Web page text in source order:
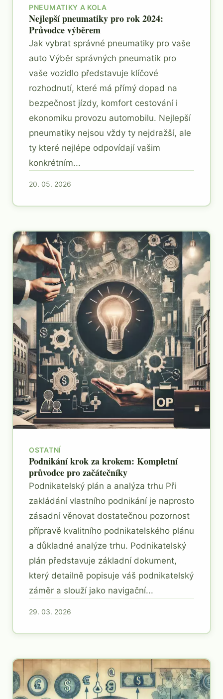
PNEUMATIKY A KOLA
Nejlepší pneumatiky pro rok 2024:
Průvodce výběrem
Jak vybrat správné pneumatiky pro vaše
auto Výběr správných pneumatik pro
vaše vozidlo představuje klíčové
rozhodnutí, které má přímý dopad na
bezpečnost jízdy, komfort cestování i
ekonomiku provozu automobilu. Nejlepší
pneumatiky nejsou vždy ty nejdražší, ale
ty které nejlépe odpovídají vašim
konkrétním...
20. 05. 2026
OSTATNÍ
Podnikání krok za krokem: Kompletní
průvodce pro začátečníky
Podnikatelský plán a analýza trhu Při
zakládání vlastního podnikání je naprosto
zásadní věnovat dostatečnou pozornost
přípravě kvalitního podnikatelského plánu
a důkladné analýze trhu. Podnikatelský
plán představuje základní dokument,
který detailně popisuje váš podnikatelský
záměr a slouží jako navigační...
29. 03. 2026